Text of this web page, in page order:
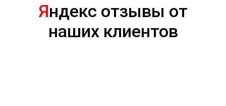
Яндекс отзывы от
наших клиентов